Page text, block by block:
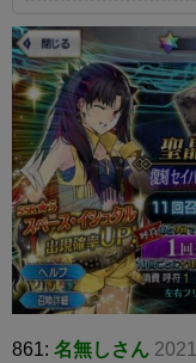
861: 名無しさん